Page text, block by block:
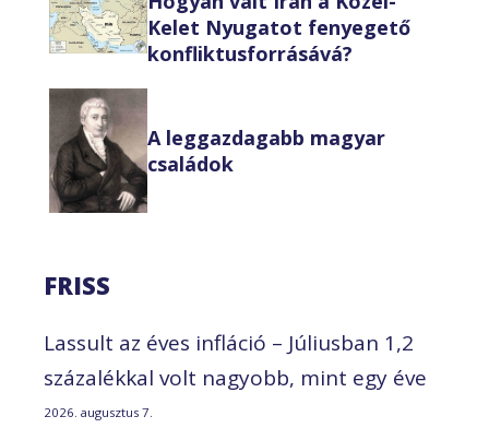
Kelet Nyugatot fenyegető
konfliktusforrásává?
A leggazdagabb magyar
családok
FRISS
Lassult az éves infláció – Júliusban 1,2
százalékkal volt nagyobb, mint egy éve
2026. augusztus 7.